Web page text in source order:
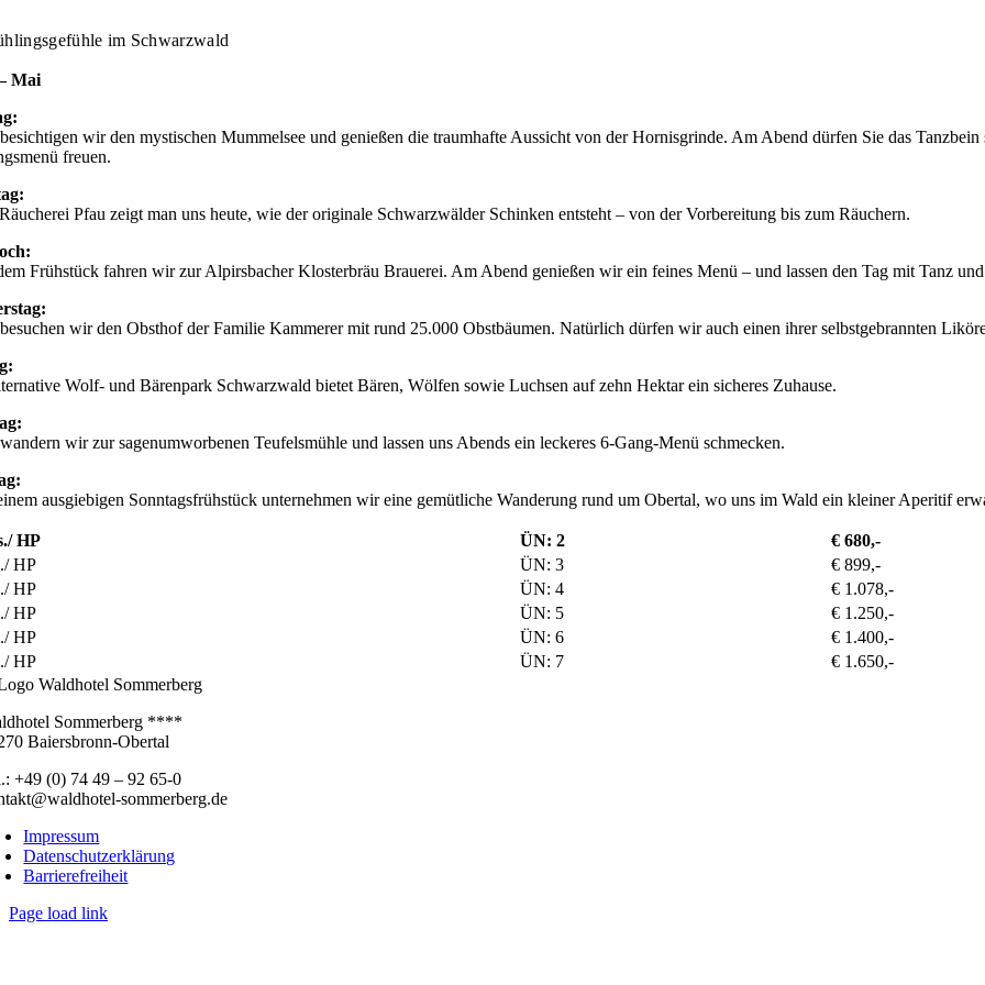
Inhalt
im Schwarzwald
Mai
wir den mystischen Mummelsee und genießen die traumhafte Aussicht von der Hornisgrinde. Am Abend dürfen Sie das
freuen.
Pfau zeigt man uns heute, wie der originale Schwarzwälder Schinken entsteht – von der Vorbereitung bis zum Räuchern.
Frühstück fahren wir zur Alpirsbacher Klosterbräu Brauerei. Am Abend genießen wir ein feines Menü – und lassen den Tag mit Tanz
wir den Obsthof der Familie Kammerer mit rund 25.000 Obstbäumen. Natürlich dürfen wir auch einen ihrer selbstgebrannten
Wolf- und Bärenpark Schwarzwald bietet Bären, Wölfen sowie Luchsen auf zehn Hektar ein sicheres Zuhause.
wir zur sagenumworbenen Teufelsmühle und lassen uns Abends ein leckeres 6-Gang-Menü schmecken.
ausgiebigen Sonntagsfrühstück unternehmen wir eine gemütliche Wanderung rund um Obertal, wo uns im Wald ein kleiner Aperitif
HP ÜN: 2
€ 680,-
HP
ÜN: 3
€ 899,-
HP
ÜN: 4
€ 1.078,-
HP
ÜN: 5
€ 1.250,-
HP
ÜN: 6
€ 1.400,-
HP
ÜN: 7 € 1.650,-
Sommerberg ****
Baiersbronn-Obertal
+49 (0) 74 49 – 92 65-0
sommerberg.de
Impressum
Datenschutzerklärung
Barrierefreiheit
Page load link